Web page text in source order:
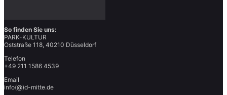
So finden Sie uns:
PARK-KULTUR
Oststraße 118, 40210 Düsseldorf
Telefon
+49 211 1586 4539
Email
info(@)d-mitte.de